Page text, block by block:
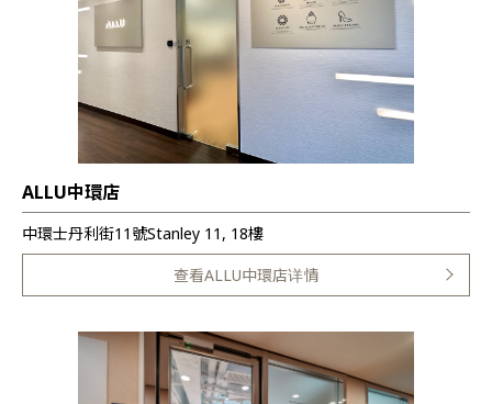
ALLU中環店
中環士丹利街11號Stanley 11, 18樓
查看ALLU中環店详情